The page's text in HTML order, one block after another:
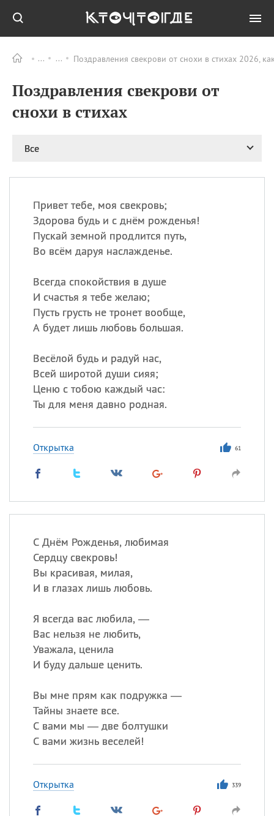
Поздравления свекрови от снохи в стихах 2026,
Поздравления свекрови от
снохи в стихах
Все
Привет тебе, моя свекровь;
Здорова будь и с днём рожденья!
Пускай земной продлится путь,
Во всём даруя наслажденье.
Всегда спокойствия в душе
И счастья я тебе желаю;
Пусть грусть не тронет вообще,
А будет лишь любовь большая.
Весёлой будь и радуй нас,
Всей широтой души сияя;
Ценю с тобою каждый час:
Ты для меня давно родная.
Открытка 61
С Днём Рожденья, любимая
Сердцу свекровь!
Вы красивая, милая,
И в глазах лишь любовь.
Я всегда вас любила, —
Вас нельзя не любить,
Уважала, ценила
И буду дальше ценить.
Вы мне прям как подружка —
Тайны знаете все.
С вами мы — две болтушки
С вами жизнь веселей!
Открытка 339
ПРАЗДНИКИ Все
09.08 День памяти жертв
атомной
день
рисового пудинга
09.08 День Дымняшки
(Smokey Bear Day)
Сегодня празднуют именины
Сергей, Теодор,
Посмотреть значение
происхождение